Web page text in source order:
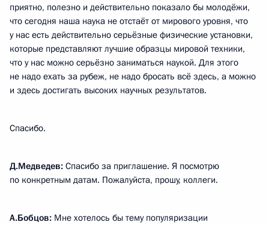
приятно, полезно и действительно показало бы молодёжи,
что сегодня наша наука не отстаёт от мирового уровня, что
у нас есть действительно серьёзные физические установки,
которые представляют лучшие образцы мировой техники,
что у нас можно серьёзно заниматься наукой. Для этого
не надо ехать за рубеж, не надо бросать всё здесь, а можно
и здесь достигать высоких научных результатов.
Спасибо.
Д.Медведев: Спасибо за приглашение. Я посмотрю
по конкретным датам. Пожалуйста, прошу, коллеги.
А.Бобцов: Мне хотелось бы тему популяризации